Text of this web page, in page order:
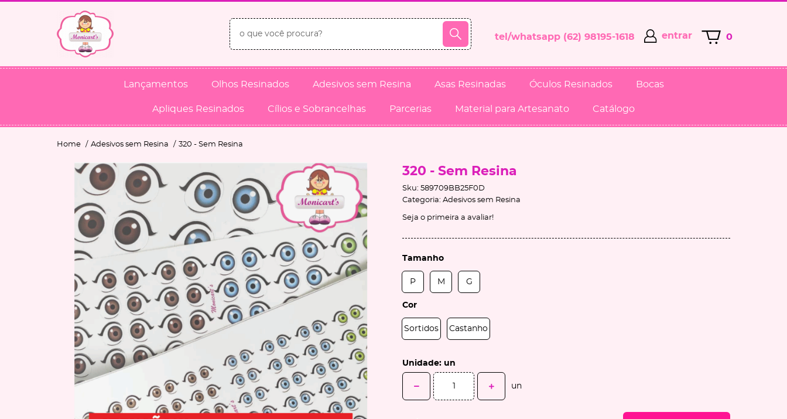
(62) 98195-1618 entrar 0
Lançamentos Olhos Resinados Adesivos sem Resina Asas Resinadas Óculos Resinados Bocas
Apliques Resinados Cílios e Sobrancelhas Parcerias Material para Artesanato Catálogo
Home Adesivos sem Resina 320 - Sem Resina
320 - Sem Resina
Sku: 589709BB25F0D
Categoria: Adesivos sem Resina
Seja o primeira a avaliar!
Tamanho
P M G
Cor
Sortidos Castanho
Unidade: un
un